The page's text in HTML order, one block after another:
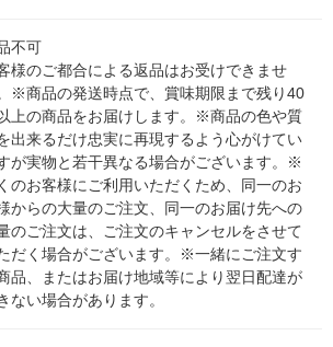
不可
様のご都合による返品はお受けできませ
※商品の発送時点で、賞味期限まで残り40
上の商品をお届けします。※商品の色や質
出来るだけ忠実に再現するよう心がけてい
が実物と若干異なる場合がございます。※
のお客様にご利用いただくため、同一のお
からの大量のご注文、同一のお届け先への
のご注文は、ご注文のキャンセルをさせて
だく場合がございます。※一緒にご注文す
品、またはお届け地域等により翌日配達が
ない場合があります。